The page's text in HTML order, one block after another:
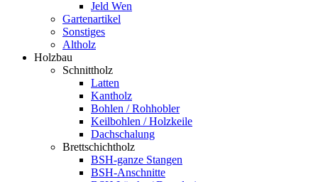
Jeld Wen
Gartenartikel
Sonstiges
Altholz
Holzbau
Schnittholz
Latten
Kantholz
Bohlen / Rohhobler
Keilbohlen / Holzkeile
Dachschalung
Brettschichtholz
BSH-ganze Stangen
BSH-Anschnitte